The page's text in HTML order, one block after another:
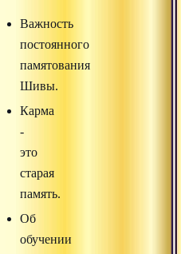
Важность
постоянного
памятования
Шивы.
Карма
-
это
старая
память.
Об
обучении